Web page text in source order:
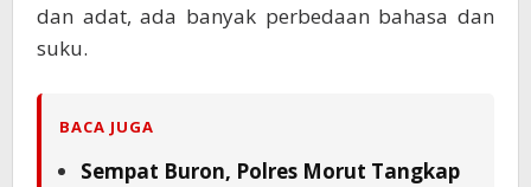
dan adat, ada banyak perbedaan bahasa dan
suku.
BACA JUGA
Sempat Buron, Polres Morut Tangkap